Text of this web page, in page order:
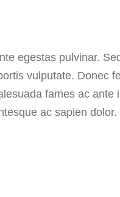
egestas pulvinar.
vulputate. Donec
fames ac ante
ac sapien